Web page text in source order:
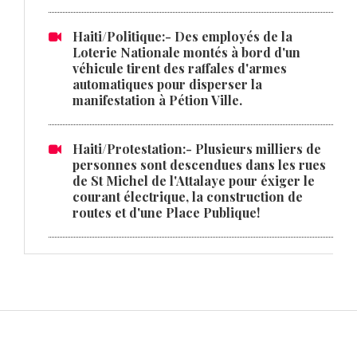
Haiti/Politique:- Des employés de la
Loterie Nationale montés à bord d'un
véhicule tirent des raffales d'armes
automatiques pour disperser la
manifestation à Pétion Ville.
Haiti/Protestation:- Plusieurs milliers de
personnes sont descendues dans les rues
de St Michel de l'Attalaye pour éxiger le
courant électrique, la construction de
routes et d'une Place Publique!